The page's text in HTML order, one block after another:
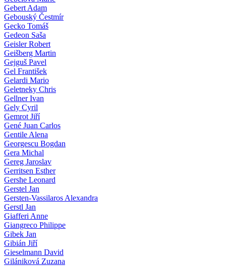
Gebert Adam
Gebouský Čestmír
Gecko Tomáš
Gedeon Saša
Geisler Robert
Geišberg Martin
Gejguš Pavel
Gel František
Gelardi Mario
Geletneky Chris
Gellner Ivan
Gely Cyril
Gemrot Jiří
Gené Juan Carlos
Gentile Alena
Georgescu Bogdan
Gera Michal
Gereg Jaroslav
Gerritsen Esther
Gershe Leonard
Gerstel Jan
Gersten-Vassilaros Alexandra
Gerstl Jan
Giafferi Anne
Giangreco Philippe
Gibek Jan
Gibián Jiří
Gieselmann David
Gilániková Zuzana